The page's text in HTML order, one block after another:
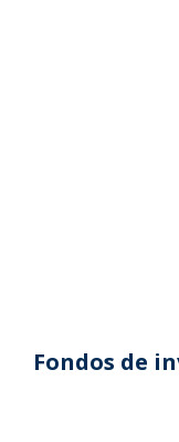
Fondos de